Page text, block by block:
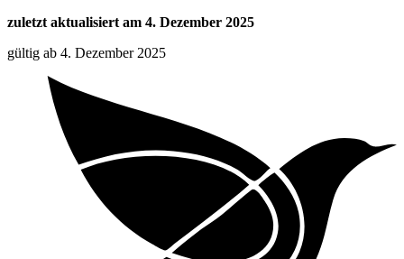
zuletzt aktualisiert am 4. Dezember 2025
gültig ab 4. Dezember 2025